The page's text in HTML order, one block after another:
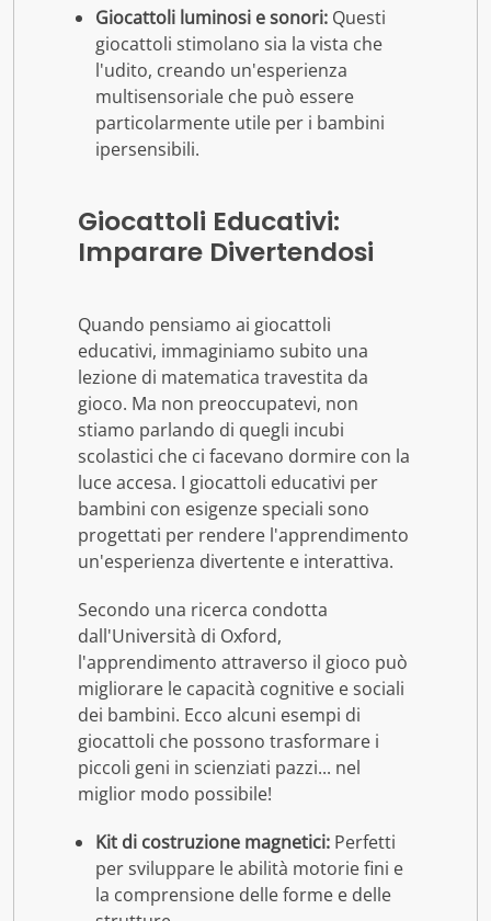
Giocattoli luminosi e sonori: Questi
giocattoli stimolano sia la vista che
l'udito, creando un'esperienza
multisensoriale che può essere
particolarmente utile per i bambini
ipersensibili.
Giocattoli Educativi:
Imparare Divertendosi
Quando pensiamo ai giocattoli
educativi, immaginiamo subito una
lezione di matematica travestita da
gioco. Ma non preoccupatevi, non
stiamo parlando di quegli incubi
scolastici che ci facevano dormire con la
luce accesa. I giocattoli educativi per
bambini con esigenze speciali sono
progettati per rendere l'apprendimento
un'esperienza divertente e interattiva.
Secondo una ricerca condotta
dall'Università di Oxford,
l'apprendimento attraverso il gioco può
migliorare le capacità cognitive e sociali
dei bambini. Ecco alcuni esempi di
giocattoli che possono trasformare i
piccoli geni in scienziati pazzi... nel
miglior modo possibile!
Kit di costruzione magnetici: Perfetti
per sviluppare le abilità motorie fini e
la comprensione delle forme e delle